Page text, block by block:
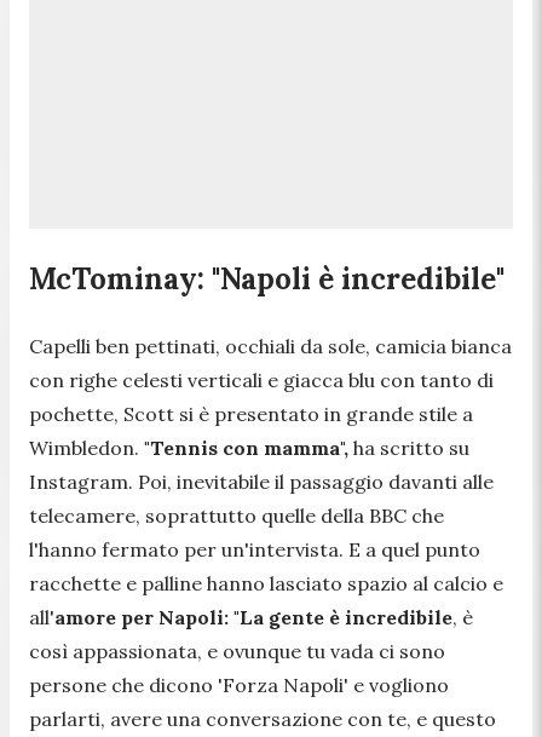
McTominay: "Napoli è incredibile"
Capelli ben pettinati, occhiali da sole, camicia bianca
con righe celesti verticali e giacca blu con tanto di
pochette, Scott si è presentato in grande stile a
Wimbledon. "Tennis con mamma", ha scritto su
Instagram. Poi, inevitabile il passaggio davanti alle
telecamere, soprattutto quelle della BBC che
l'hanno fermato per un'intervista. E a quel punto
racchette e palline hanno lasciato spazio al calcio e
all'amore per Napoli: "La gente è incredibile, è
così appassionata, e ovunque tu vada ci sono
persone che dicono 'Forza Napoli' e vogliono
parlarti, avere una conversazione con te, e questo